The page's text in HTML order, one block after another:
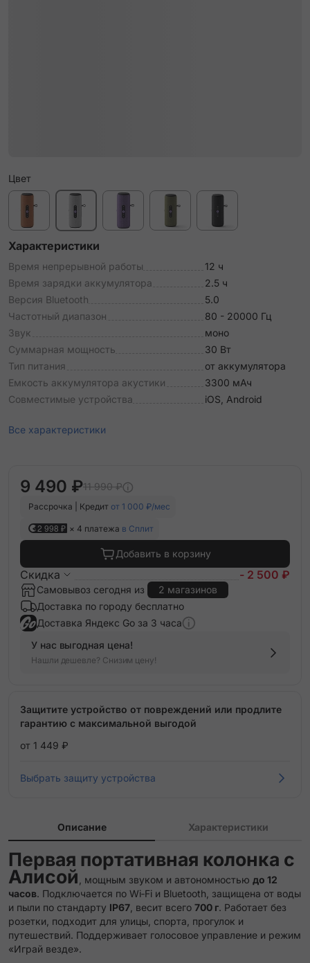
Цвет
Характеристики
Время непрерывной работы
12 ч
Время зарядки аккумулятора
2.5 ч
Версия Bluetooth
5.0
Частотный диапазон
80 - 20000 Гц
Звук
моно
Суммарная мощность
30 Вт
Тип питания
от аккумулятора
Емкость аккумулятора акустики
3300 мАч
Совместимые устройства
iOS, Android
Все характеристики
9 490 ₽11 990 ₽
Рассрочка | Кредит от 1 000 ₽/мес
2 998 ₽ × 4 платежа в Сплит
Добавить в корзину
Скидка - 2 500 ₽
Самовывоз сегодня из
2 магазинов
Доставка по городу бесплатно
Доставка Яндекс Go за 3 часа
У нас выгодная цена!
Нашли дешевле? Снизим цену!
Защитите устройство от повреждений или продлите
гарантию с максимальной выгодой
от 1 449 ₽
Выбрать защиту устройства
Описание Характеристики
Первая портативная колонка с
Алисой , мощным звуком и автономностью до 12
часов. Подключается по Wi‑Fi и Bluetooth, защищена от воды
и пыли по стандарту IP67 , весит всего 700 г. Работает без
розетки, подходит для улицы, спорта, прогулок и
путешествий. Поддерживает голосовое управление и режим
«Играй везде».